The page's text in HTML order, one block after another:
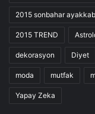
2015 sonbahar
2015 TREND
dekorasyon Diyet
moda mutfak
Yapay Zeka